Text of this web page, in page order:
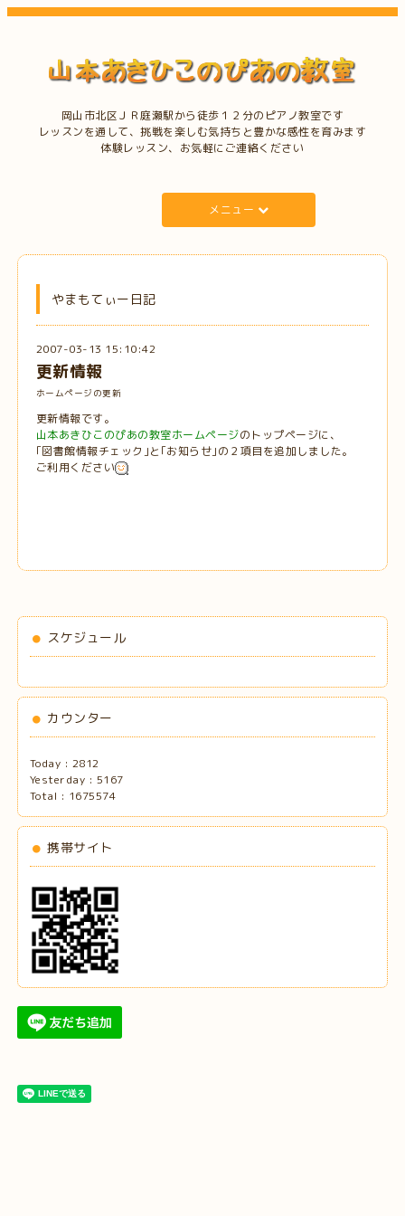
岡山市北区ＪＲ庭瀬駅から徒歩１２分のピアノ教室です
レッスンを通して、挑戦を楽しむ気持ちと豊かな感性を育みます
体験レッスン、お気軽にご連絡ください
メニュー
やまもてぃー日記
2007-03-13 15:10:42
更新情報
ホームページの更新
更新情報です。
山本あきひこのぴあの教室ホームページのトップページに、
｢図書館情報チェック｣と｢お知らせ｣の２項目を追加しました。
ご利用ください
スケジュール
カウンター
Today : 2812
Yesterday : 5167
Total : 1675574
携帯サイト